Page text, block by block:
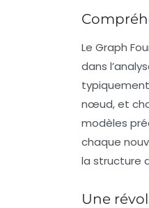
Le Graph
dans
nœud, et
modèles
chaque
la structure
Une